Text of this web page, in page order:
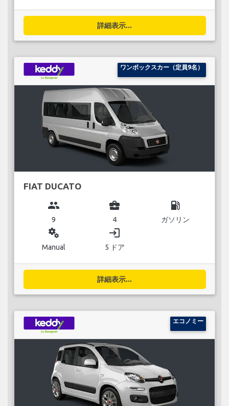
詳細表示...
ワンボックスカー（定員9名）
FIAT DUCATO
group
9
business_center
4
local_gas_station
ガソリン
miscellaneous_services
Manual
login
5 ドア
詳細表示...
エコノミー